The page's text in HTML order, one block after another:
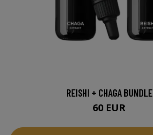
REISHI + CHAGA BUNDLE
60 EUR